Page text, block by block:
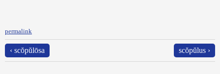
permalink
‹ scŏpŭlōsa scŏpŭlus ›